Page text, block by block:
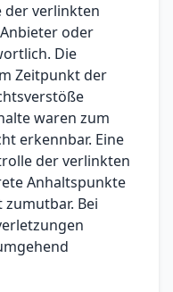
der verlinkten
oder
Die
Zeitpunkt der
waren zum
erkennbar. Eine
der verlinkten
Anhaltspunkte
Bei